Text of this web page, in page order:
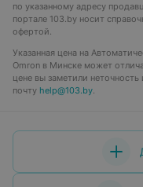
по указанному адресу
портале 103.by носит
офертой.
Указанная цена на
Omron в Минске может
цене вы заметили
почту help@103.by.